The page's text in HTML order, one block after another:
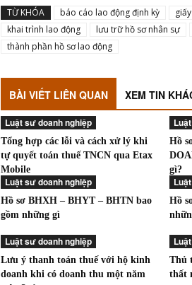
TỪ KHÓA báo cáo lao động định kỳ
khai trình lao động
lưu trữ hồ sơ nhân sự
thành phần hồ sơ lao động
BÀI VIẾT LIÊN QUAN XEM TIN
Luật sư doanh nghiệp
Tổng hợp các lỗi và cách xử lý khi
tự quyết toán thuế TNCN qua Etax
Mobile
Hồ
gì?
Luật sư doanh nghiệp
Hồ sơ BHXH – BHYT – BHTN bao
gồm những gì
Hồ
Luật sư doanh nghiệp
Lưu ý thanh toán thuế với hộ kinh
doanh khi có doanh thu một năm
Thủ
thất